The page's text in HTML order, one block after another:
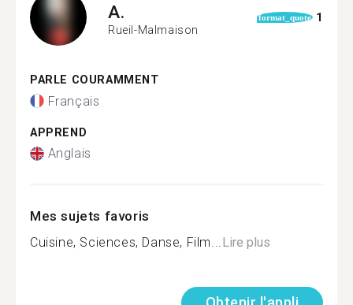
A.
Rueil-Malmaison
format_quote 1
PARLE COURAMMENT
Français
APPREND
Anglais
Mes sujets favoris
Cuisine, Sciences, Danse, Film...Lire plus